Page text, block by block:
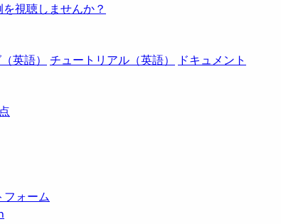
視聴しませんか？
英語） チュートリアル（英語）
ドキュメント
ォーム